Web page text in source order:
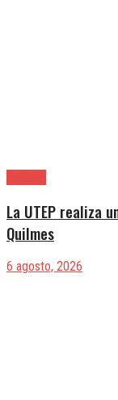
La UTEP realiza
Quilmes
6 agosto, 2026